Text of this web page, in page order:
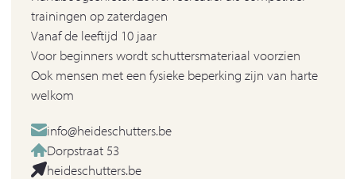
trainingen op zaterdagen
Vanaf de leeftijd 10 jaar
Voor beginners wordt schuttersmateriaal voorzien
Ook mensen met een fysieke beperking zijn van harte
welkom
info@heideschutters.be
Dorpstraat 53
heideschutters.be